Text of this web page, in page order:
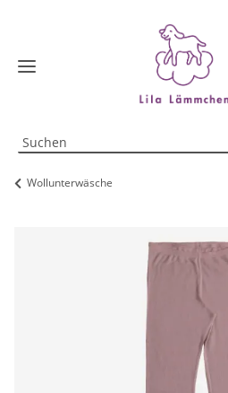
Wollunterwäsche